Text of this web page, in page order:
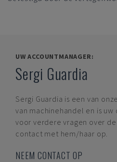
UW ACCOUNTMANAGER:
Sergi Guardia
Sergi Guardia is een van
van machinehandel en is
voor verdere vragen over
contact met hem/haar op.
NEEM CONTACT OP